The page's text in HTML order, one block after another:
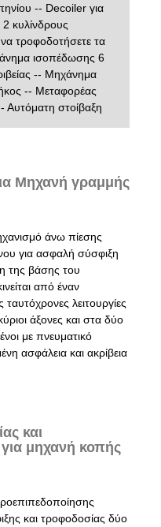
-- Decoiler για
κυλίνδρους
τροφοδοτήσετε τα
ισοπέδωσης 6
-- Μηχάνημα
-- Μεταφορέας
Αυτόματη στοίβαξη
Μηχανή γραμμής
άνω πίεσης
για ασφαλή σύσφιξη
της βάσης του
από έναν
λειτουργίες
άξονες και στα δύο
με πνευματικό
ασφάλεια και ακρίβεια
και
μηχανή κοπής
και τροφοδοσίας δύο